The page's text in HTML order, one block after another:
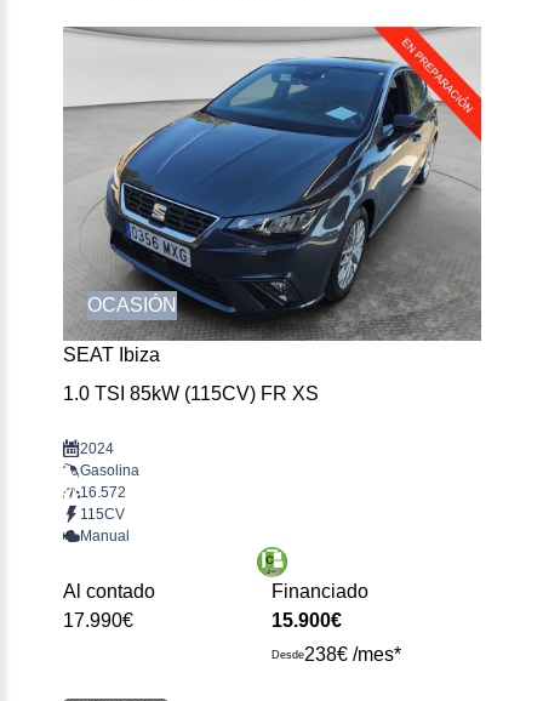
OCASIÓN
SEAT Ibiza
1.0 TSI 85kW (115CV) FR XS
2024
Gasolina
16.572
115CV
Manual
Al contado
17.990€
Financiado
15.900€
Desde238€ /mes*